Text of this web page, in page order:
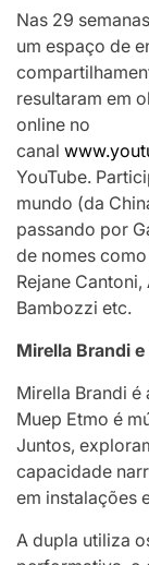
Nas 29
um espaço de
resultaram em
online no
canal
YouTube.
mundo (da
passando por
de nomes
Rejane
Bambozzi etc.
Mirella Brandi
Mirella Brandi
Muep Etmo é
Juntos,
capacidade
em instalações
A dupla utiliza